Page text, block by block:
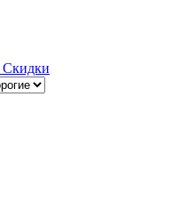
Скидки